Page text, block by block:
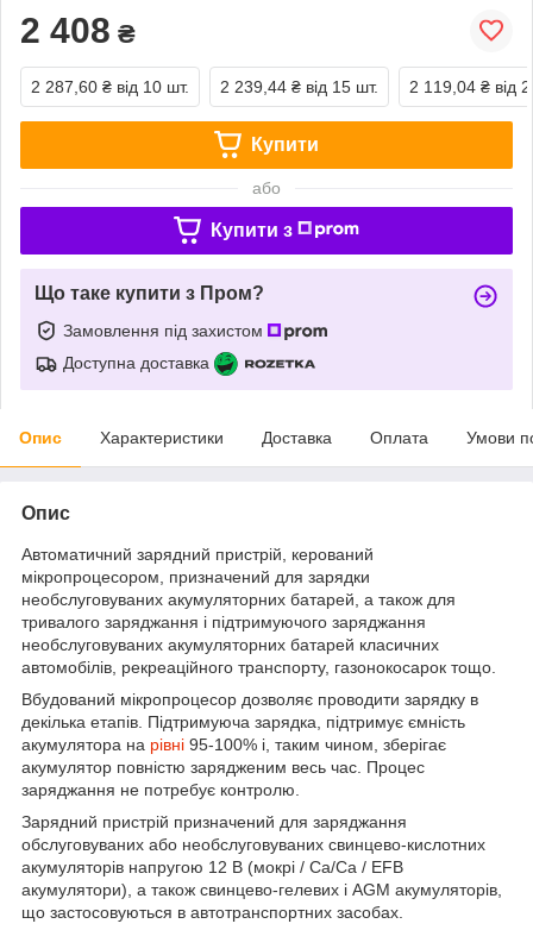
2 408 ₴
2 287,60 ₴ від 10 шт. 2 239,44 ₴ від 15 шт. 2 119,04 ₴ від
Купити
або
Купити з
Що таке купити з Пром?
Замовлення під захистом
Доступна доставка
Опис Характеристики Доставка Оплата Умови
Опис
Автоматичний зарядний пристрій, керований
мікропроцесором, призначений для зарядки
необслуговуваних акумуляторних батарей, а також для
тривалого заряджання і підтримуючого заряджання
необслуговуваних акумуляторних батарей класичних
автомобілів, рекреаційного транспорту, газонокосарок тощо.
Вбудований мікропроцесор дозволяє проводити зарядку в
декілька етапів. Підтримуюча зарядка, підтримує ємність
акумулятора на рівні 95-100% і, таким чином, зберігає
акумулятор повністю зарядженим весь час. Процес
заряджання не потребує контролю.
Зарядний пристрій призначений для заряджання
обслуговуваних або необслуговуваних свинцево-кислотних
акумуляторів напругою 12 В (мокрі / Ca/Ca / EFB
акумулятори), а також свинцево-гелевих і AGM акумуляторів,
що застосовуються в автотранспортних засобах.